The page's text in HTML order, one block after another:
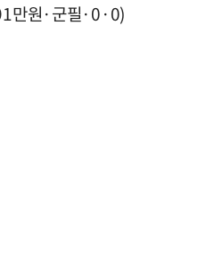
만원·군필·0·0)